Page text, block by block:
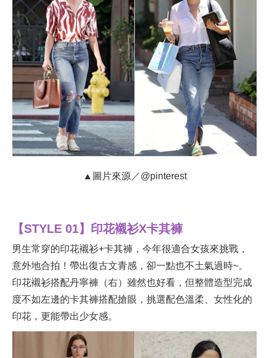
▲圖片來源／@pinterest
【STYLE 01】印花襯衫X卡其褲
男生常穿的印花襯衫+卡其褲，今年很適合女孩來挑戰，
意外地合拍！帶出復古文青感，卻一點也不土氣過時~。
印花襯衫搭配丹寧褲（右）雖然也好看，但整體造型完成
度不如左邊的卡其褲搭配搶眼，挑選配色溫柔、女性化的
印花，更能帶出少女感。